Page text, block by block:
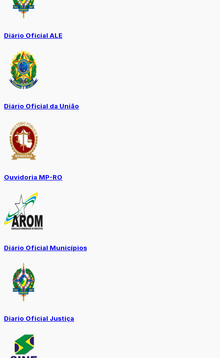
Diário Oficial ALE
Diário Oficial da União
Ouvidoria MP-RO
Diário Oficial Municípios
Diario Oficial Justiça